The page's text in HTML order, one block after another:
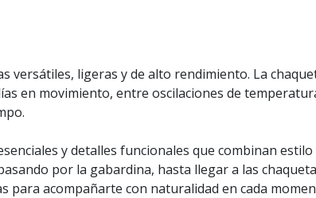
versátiles, ligeras y de alto rendimiento. La
en movimiento, entre oscilaciones de
y detalles funcionales que combinan estilo
por la gabardina, hasta llegar a las
para acompañarte con naturalidad en cada